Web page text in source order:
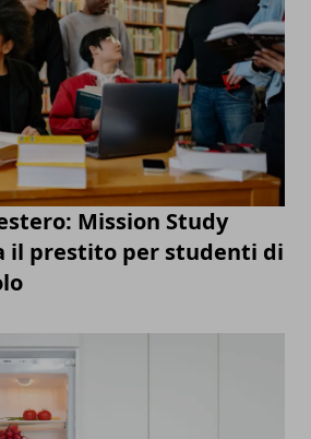
Mission Study
il prestito per studenti di